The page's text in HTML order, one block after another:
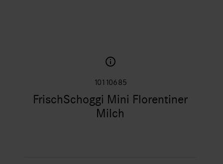
10110685
FrischSchoggi Mini Florentiner
Milch